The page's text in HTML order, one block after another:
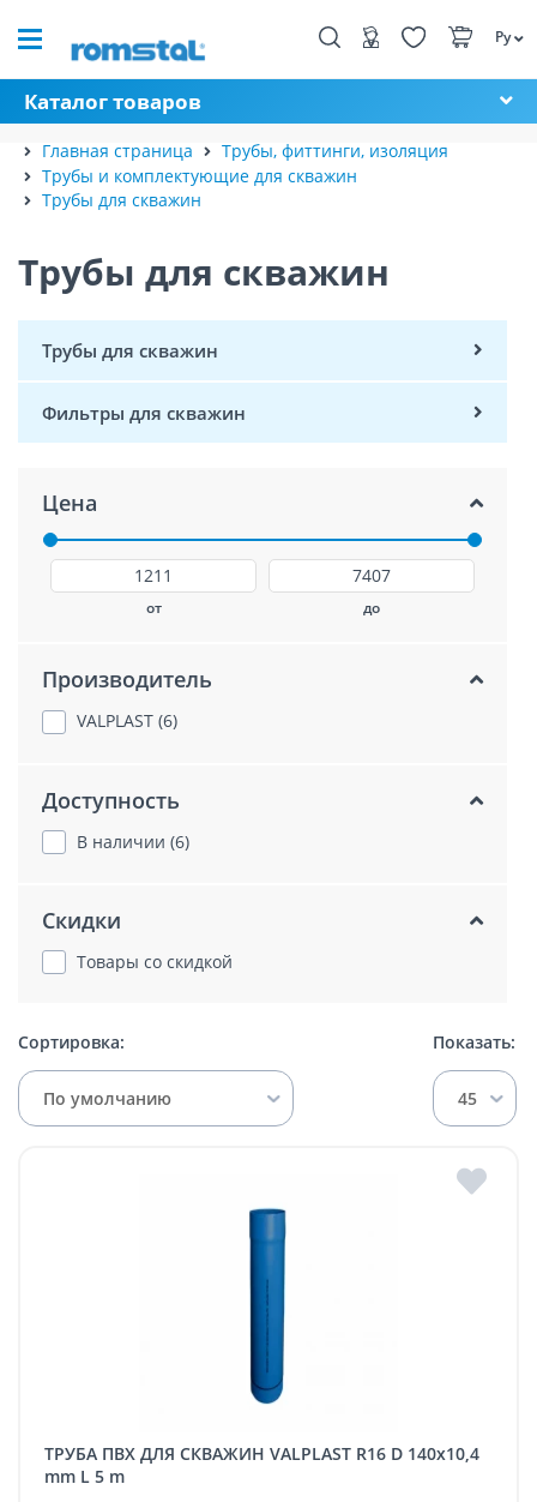
Ру
Каталог товаров
Главная страница
Трубы, фиттинги, изоляция
Трубы и комплектующие для скважин
Трубы для скважин
Трубы для скважин
Трубы для скважин
Фильтры для скважин
Цена
от до
Производитель
VALPLAST (6)
Доступность
В наличии (6)
Скидки
Товары со скидкой
Сортировка:
По умолчанию
Показать:
45
ТРУБА ПВХ ДЛЯ СКВАЖИН VALPLAST R16 D 140x10,4
mm L 5 m